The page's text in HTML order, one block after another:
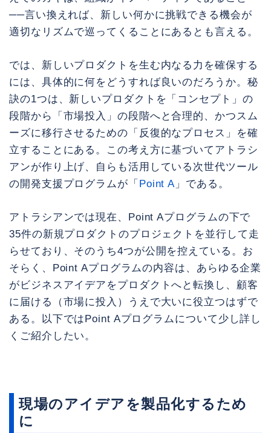
──言い換えれば、新しい何かに挑戦できる機会が
適切なリズムで巡ってくることにあるとも言える。
では、新しいプロダクトを生む内なる力を確保する
には、具体的に何をどうすれば良いのだろうか。秘
訣の1つは、新しいプロダクトを「コンセプト」の
段階から「市場投入」の段階へと合理的、かつスム
ーズに移行させるための「反復的なプロセス」を確
立することにある。この考え方に基づいてアトラシ
アンが作り上げ、自らも活用している次世代ツール
の開発支援プログラムが「 Point A 」である。
アトラシアンでは現在、Point Aプログラムの下で
35件の新規プロダクトのプロジェクトを並行して走
らせており、そのうち4つが公開を控えている。お
そらく、Point Aプログラムの内容は、あらゆる企業
がビジネスアイデアをプロダクトへと転換し、顧客
に届ける（市場に投入）うえで大いに役立つはずで
ある。以下ではPoint Aプログラムについて少し詳し
くご紹介したい。
現場のアイデアを製品化するため
に